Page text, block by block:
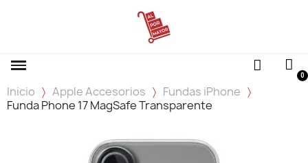
Inicio Apple Accesorios
Fundas iPhone
Funda Phone 17 MagSafe Transparente